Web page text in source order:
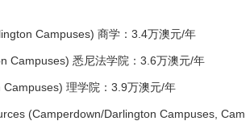
Campuses) 商学：3.4万澳元/年
Campuses) 悉尼法学院：3.6万澳元/年
理学院：3.9万澳元/年
(Camperdown/Darlington Campuses, Cam